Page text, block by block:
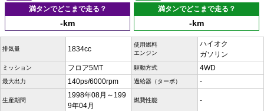
満タンでどこまで走る？
-km
満タンでどこまで走る？
-km
排気量 1834cc
使用燃料
エンジン
ハイオク
ガソリン
ミッション フロア5MT 駆動方式 4WD
最大出力 140ps/6000rpm 過給器（ターボ） -
生産期間
1998年08月～199
9年04月
燃費性能 -